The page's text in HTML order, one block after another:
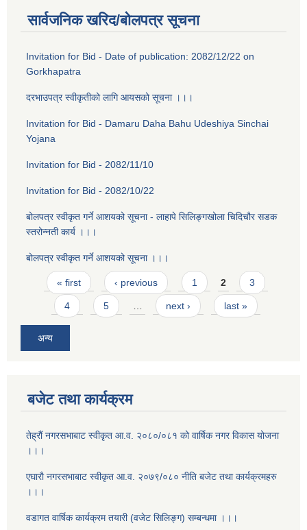
सार्वजनिक खरिद/बोलपत्र सूचना
Invitation for Bid - Date of publication: 2082/12/22 on
Gorkhapatra
दरभाउपत्र स्वीकृतीको लागि आयसको सूचना ।।।
Invitation for Bid - Damaru Daha Bahu Udeshiya Sinchai
Yojana
Invitation for Bid - 2082/11/10
Invitation for Bid - 2082/10/22
बोलपत्र स्वीकृत गर्ने आशयको सूचना - लाहापे सिलिङ्गखोला चिदिचौर सडक
स्तरोन्नती कार्य ।।।
बोलपत्र स्वीकृत गर्ने आशयको सूचना ।।।
Pages
« first ‹ previous 1 2 3
4 5 … next › last »
अन्य
बजेट तथा कार्यक्रम
तेह्रौं नगरसभाबाट स्वीकृत आ‍.व. २०८०/०८१ को वार्षिक नगर विकास योजना
।।।
एघाराै नगरसभाबाट स्वीकृत आ‍.व. २०७९/०८० नीति बजेट तथा कार्यक्रमहरु
।।।
वडागत वार्षिक कार्यक्रम तयारी (वजेट सिलिङ्ग) सम्बन्धमा ।।।